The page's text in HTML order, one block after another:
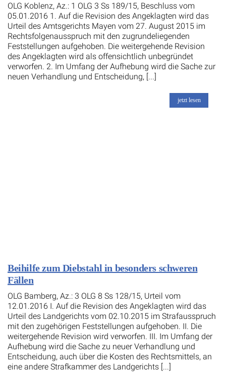
OLG Koblenz, Az.: 1 OLG 3 Ss 189/15, Beschluss vom
05.01.2016 1. Auf die Revision des Angeklagten wird das
Urteil des Amtsgerichts Mayen vom 27. August 2015 im
Rechtsfolgenausspruch mit den zugrundeliegenden
Feststellungen aufgehoben. Die weitergehende Revision
des Angeklagten wird als offensichtlich unbegründet
verworfen. 2. Im Umfang der Aufhebung wird die Sache zur
neuen Verhandlung und Entscheidung, [...]
jetzt lesen
Beihilfe zum Diebstahl in besonders schweren
Fällen
OLG Bamberg, Az.: 3 OLG 8 Ss 128/15, Urteil vom
12.01.2016 I. Auf die Revision des Angeklagten wird das
Urteil des Landgerichts vom 02.10.2015 im Strafausspruch
mit den zugehörigen Feststellungen aufgehoben. II. Die
weitergehende Revision wird verworfen. III. Im Umfang der
Aufhebung wird die Sache zu neuer Verhandlung und
Entscheidung, auch über die Kosten des Rechtsmittels, an
eine andere Strafkammer des Landgerichts [...]